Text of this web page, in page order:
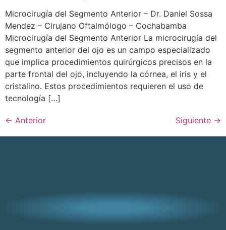
Microcirugía del Segmento Anterior – Dr. Daniel Sossa
Mendez – Cirujano Oftalmólogo – Cochabamba
Microcirugía del Segmento Anterior La microcirugía del
segmento anterior del ojo es un campo especializado
que implica procedimientos quirúrgicos precisos en la
parte frontal del ojo, incluyendo la córnea, el iris y el
cristalino. Estos procedimientos requieren el uso de
tecnología […]
← Anterior Siguiente →